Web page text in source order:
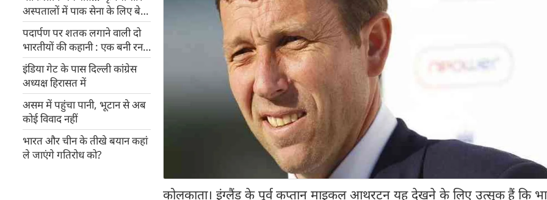
अस्‍पतालों में पाक सेना के लिए बेड
रिजर्व रखें’
पदार्पण पर शतक लगाने वाली दो
भारतीयों की कहानी : एक बनी रन
मशीन, दूसरी को मिले दो मैच
इंडिया गेट के पास दिल्ली कांग्रेस
अध्यक्ष हिरासत में
असम में पहुंचा पानी, भूटान से अब
कोई विवाद नहीं
भारत और चीन के तीखे बयान कहां
ले जाएंगे गतिरोध को?
कोलकाता। इंग्लैंड के पूर्व कप्तान माइकल आथरटन यह देखने के लिए उत्सुक हैं कि